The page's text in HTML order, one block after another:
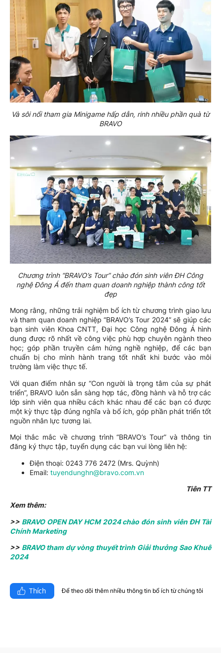
Và sôi nổi tham gia Minigame hấp dẫn, rinh nhiều phần quà từ
BRAVO
Chương trình “BRAVO’s Tour” chào đón sinh viên ĐH Công
nghệ Đông Á đến tham quan doanh nghiệp thành công tốt
đẹp
Mong rằng, những trải nghiệm bổ ích từ chương trình giao lưu
và tham quan doanh nghiệp “BRAVO’s Tour 2024” sẽ giúp các
bạn sinh viên Khoa CNTT, Đại học Công nghệ Đông Á hình
dung được rõ nhất về công việc phù hợp chuyên ngành theo
học; góp phần truyền cảm hứng nghề nghiệp, để các bạn
chuẩn bị cho mình hành trang tốt nhất khi bước vào môi
trường làm việc thực tế.
Với quan điểm nhân sự “Con người là trọng tâm của sự phát
triển”, BRAVO luôn sẵn sàng hợp tác, đồng hành và hỗ trợ các
lớp sinh viên qua nhiều cách khác nhau để các bạn có được
một kỳ thực tập đúng nghĩa và bổ ích, góp phần phát triển tốt
nguồn nhân lực tương lai.
Mọi thắc mắc về chương trình “BRAVO’s Tour” và thông tin
đăng ký thực tập, tuyển dụng các bạn vui lòng liên hệ:
Điện thoại: 0243 776 2472 (Mrs. Quỳnh)
Email: tuyendunghn@bravo.com.vn
Tiên TT
Xem thêm:
>> BRAVO OPEN DAY HCM 2024 chào đón sinh viên ĐH Tài
Chính Marketing
>> BRAVO tham dự vòng thuyết trình Giải thưởng Sao Khuê
2024
Thích Để theo dõi thêm nhiều thông tin bổ ích từ chúng tôi​